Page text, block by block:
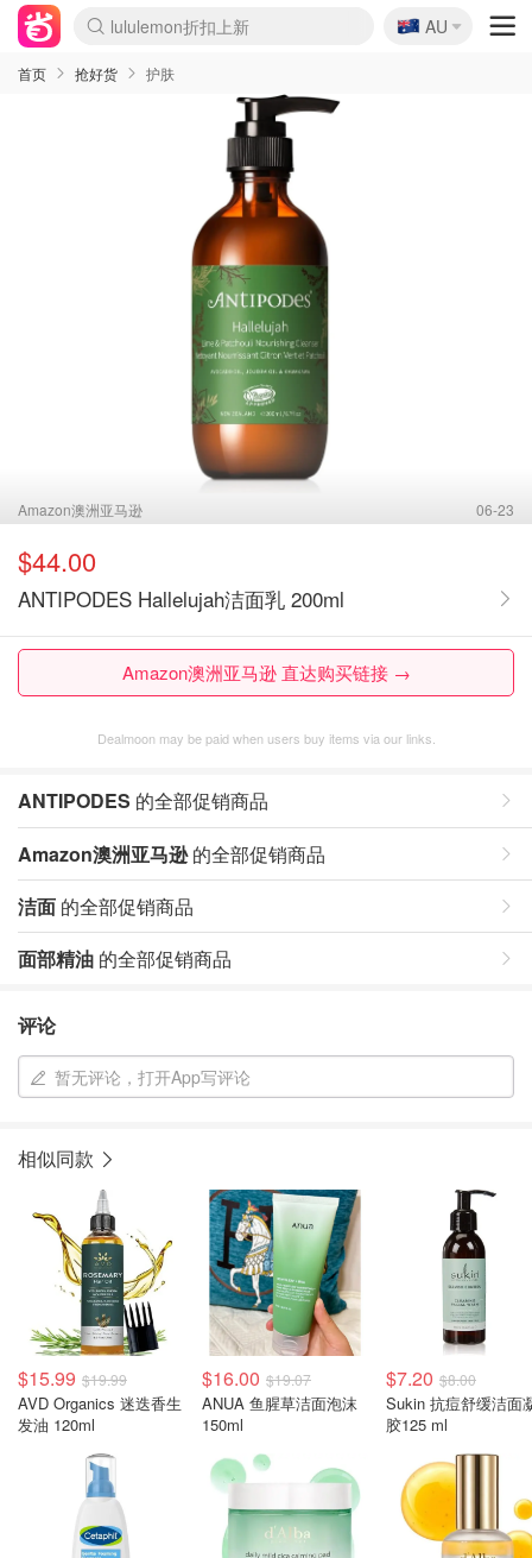
lululemon折扣上新
Sasa美妆护肤3.5折
SSENSE年中2.5折
FreshBeauty好价汇总
Cettire降价+叠9折
WWS Coles超市实拍
viagogo二手票捡漏
Myer超级周末
The Outnet奢牌1折起
David Jones 3折起
Flannels大牌1折
Perfumes Club护肤1折
AMIRO面罩$251
Amazon折扣汇总
eToro入金$200送$50
Amazon数码好物
ICONIC本周7.5折
ThedoubleF高奢地板价
Moose Knuckles 6折
丝芙兰5折起
EUFY摄像头$98
Selenichast首饰2折
Trip机票酒店促销
YSL送5件彩妆礼
Amazon家居好物
Amazon美妆护肤
雅漾大喷$8
过敏原检测盒$33
伊索独家赠50ml沐浴露
科颜氏高保湿面霜$29
SEALIFE海洋馆门票6折
丝塔芙大白罐$16
订阅Newsletter送香薰
Cult Beauty 6.8折
Harrods圣诞日历$525
LN-CC奢牌私促3折
d'Alba空姐喷雾$16
EVE LOM套装£56
Bernardelli独家4折
Adore Beauty 6折起
CT圣诞日历
Mytheresa奢品2.7折
Luxury Escapes 9折
Currentbody美容仪$881
MOON Garden Live
Roborock扫地机$649
Tingo Life水杯$24
Valentino官网5折
CR洗护套装$23
修丽可4件套$159
Myer彩妆2件7折
GANNI官网4.5折
Stylevana韩妆4折
Tessabit高奢8.5折
OGX洗发水$11
Amazon阿德莱德次日达
卡诗8.5折+赠礼
Philips Hue灯具8折
🇦🇺
AU
首页 抢好货 护肤
Amazon澳洲亚马逊 06-23
$44.00
ANTIPODES Hallelujah洁面乳 200ml
Amazon澳洲亚马逊 直达购买链接 →
Dealmoon may be paid when users buy items via our links.
ANTIPODES 的全部促销商品
Amazon澳洲亚马逊的全部促销商品
洁面 的全部促销商品
面部精油 的全部促销商品
评论
暂无评论，打开App写评论
相似同款
$15.99 $19.99
AVD Organics 迷迭香生
发油 120ml
$16.00 $19.07
ANUA 鱼腥草洁面泡沫
150ml
$7.20 $8.00
Sukin 抗痘舒缓洁面
胶125 ml